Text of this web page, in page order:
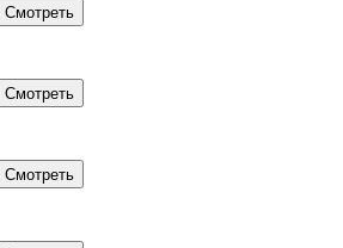
Смотреть
Смотреть
Смотреть